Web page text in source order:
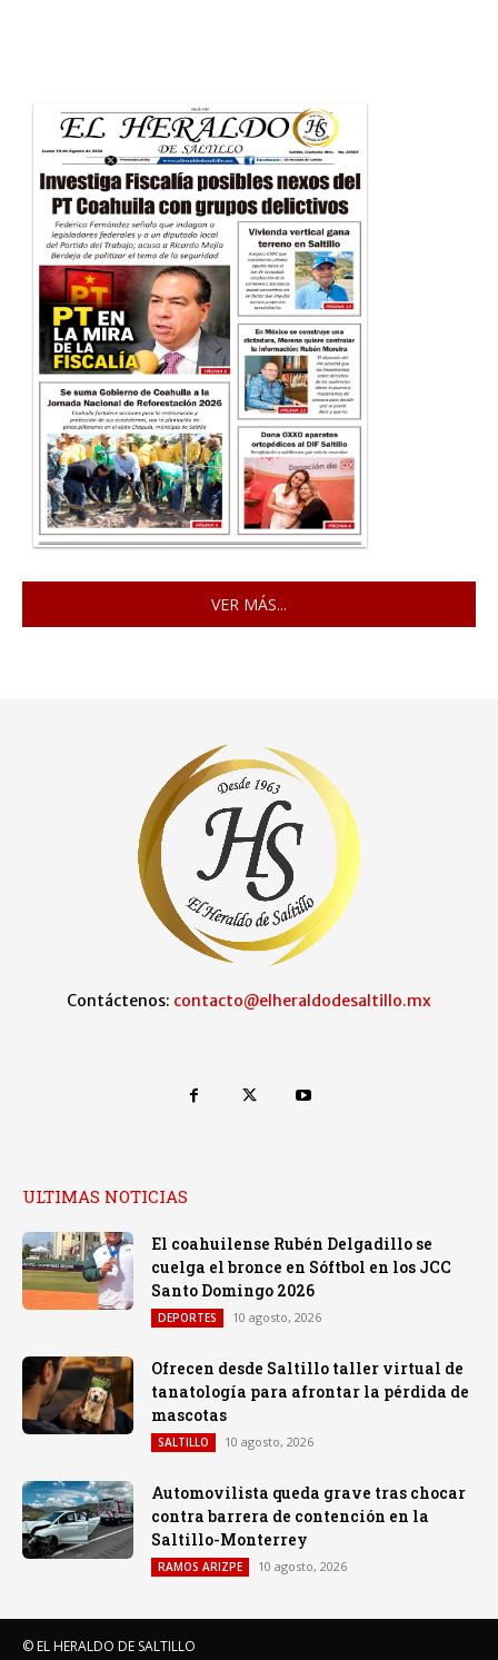
VER MÁS...
Contáctenos: contacto@elheraldodesaltillo.mx
ULTIMAS NOTICIAS
El coahuilense Rubén Delgadillo se
cuelga el bronce en Sóftbol en los JCC
Santo Domingo 2026
DEPORTES 10 agosto, 2026
Ofrecen desde Saltillo taller virtual de
tanatología para afrontar la pérdida de
mascotas
SALTILLO 10 agosto, 2026
Automovilista queda grave tras chocar
contra barrera de contención en la
Saltillo-Monterrey
RAMOS ARIZPE 10 agosto, 2026
© EL HERALDO DE SALTILLO